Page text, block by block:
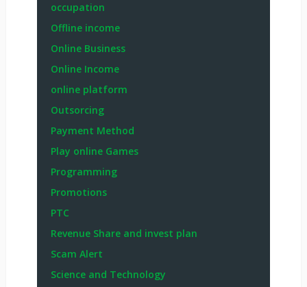
occupation
Offline income
Online Business
Online Income
online platform
Outsorcing
Payment Method
Play online Games
Programming
Promotions
PTC
Revenue Share and invest plan
Scam Alert
Science and Technology